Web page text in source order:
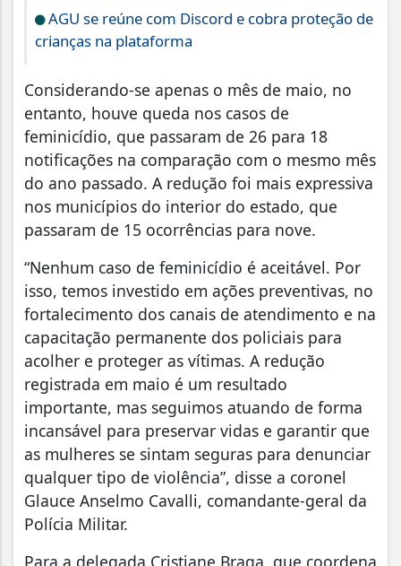
AGU se reúne com Discord e cobra proteção de
crianças na plataforma
Considerando-se apenas o mês de maio, no
entanto, houve queda nos casos de
feminicídio, que passaram de 26 para 18
notificações na comparação com o mesmo mês
do ano passado. A redução foi mais expressiva
nos municípios do interior do estado, que
passaram de 15 ocorrências para nove.
“Nenhum caso de feminicídio é aceitável. Por
isso, temos investido em ações preventivas, no
fortalecimento dos canais de atendimento e na
capacitação permanente dos policiais para
acolher e proteger as vítimas. A redução
registrada em maio é um resultado
importante, mas seguimos atuando de forma
incansável para preservar vidas e garantir que
as mulheres se sintam seguras para denunciar
qualquer tipo de violência”, disse a coronel
Glauce Anselmo Cavalli, comandante-geral da
Polícia Militar.